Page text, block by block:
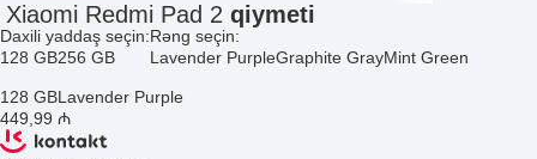
Xiaomi Redmi Pad 2 qiymeti
Daxili yaddaş seçin:
128 GB256 GB
Rəng seçin:
Lavender PurpleGraphite GrayMint Green
128 GBLavender Purple
449 ,99 ₼